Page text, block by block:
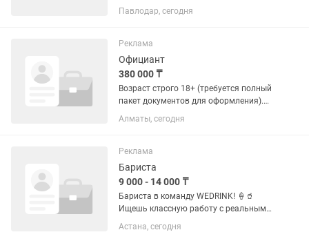
практика) О работодателе: Центр
современных языков «Лингвастан»
позицию преподавателя в рамках...
Павлодар, сегодня
Реклама
Официант
380 000 ₸
Возраст строго 18+ (требуется полный
пакет документов для оформления).
График работы: только полная
занятость (готовность к сменному
Образование/занятость:
рассматриваем...
Алматы, сегодня
Реклама
Бариста
9 000 - 14 000 ₸
Бариста в команду WEDRINK! 🍦🥤
Ищешь классную работу с реальным
ростом зарплаты? Мы в WEDRINK
делаем лучшее мороженое и авторские
Астана, сегодня